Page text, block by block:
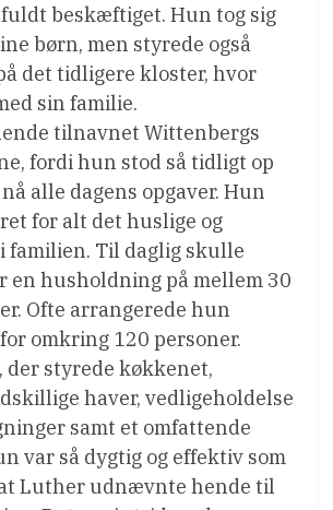
beskæftiget. Hun tog sig
børn, men styrede også
det tidligere kloster, hvor
sin familie.
tilnavnet Wittenbergs
fordi hun stod så tidligt op
alle dagens opgaver. Hun
for alt det huslige og
familien. Til daglig skulle
en husholdning på mellem 30
Ofte arrangerede hun
omkring 120 personer.
der styrede køkkenet,
haver, vedligeholdelse
samt et omfattende
var så dygtig og effektiv som
Luther udnævnte hende til